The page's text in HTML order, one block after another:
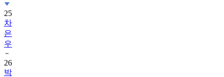
25
차
은
우
26
박